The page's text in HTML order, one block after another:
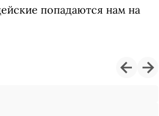
попадаются нам на